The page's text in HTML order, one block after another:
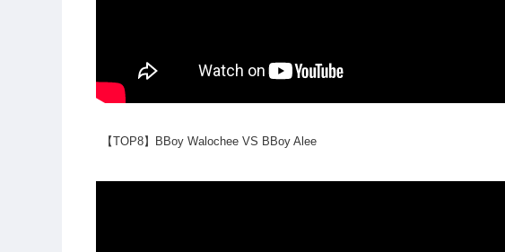
【TOP8】BBoy Walochee VS BBoy Alee